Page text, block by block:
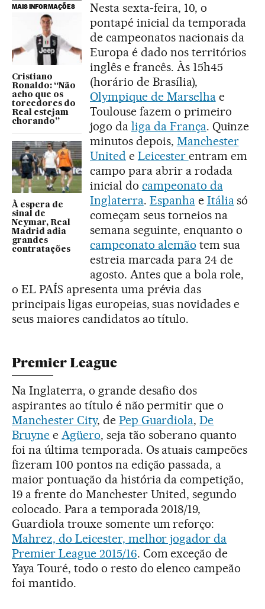
MAIS INFORMAÇÕES
Cristiano
Ronaldo: “Não
acho que os
torcedores do
Real estejam
chorando”
À espera de
sinal de
Neymar, Real
Madrid adia
grandes
contratações
Nesta sexta-feira, 10, o
pontapé inicial da temporada
de campeonatos nacionais da
Europa é dado nos territórios
inglês e francês. Às 15h45
(horário de Brasília),
Olympique de Marselhae
Toulouse fazem o primeiro
jogo da liga da França. Quinze
minutos depois, Manchester
Unitede Leicester entram em
campo para abrir a rodada
inicial do campeonato da
Inglaterra. Espanhae Itáliasó
começam seus torneios na
semana seguinte, enquanto o
campeonato alemão tem sua
estreia marcada para 24 de
agosto. Antes que a bola role,
o EL PAÍS apresenta uma prévia das
principais ligas europeias, suas novidades e
seus maiores candidatos ao título.
Premier League
Na Inglaterra, o grande desafio dos
aspirantes ao título é não permitir que o
Manchester City, de Pep Guardiola,De
Bruynee Agüero, seja tão soberano quanto
foi na última temporada. Os atuais campeões
fizeram 100 pontos na edição passada, a
maior pontuação da história da competição,
19 a frente do Manchester United, segundo
colocado. Para a temporada 2018/19,
Guardiola trouxe somente um reforço:
Mahrez, do Leicester, melhor jogador da
Premier League 2015/16. Com exceção de
Yaya Touré, todo o resto do elenco campeão
foi mantido.